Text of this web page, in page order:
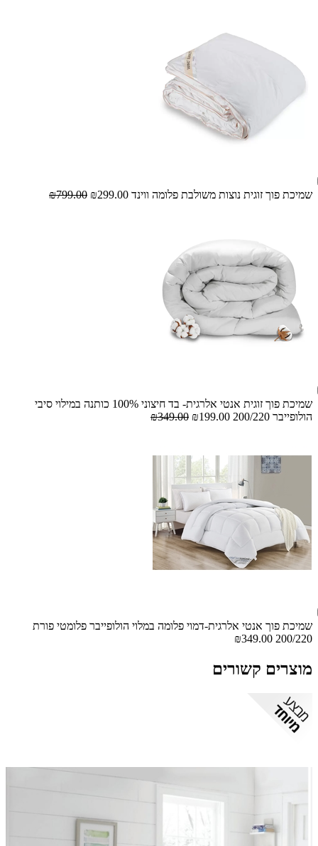
שמיכת פוך זוגית נוצות משולבת פלומה ווינד ₪299.00
₪799.00
שמיכת פוך זוגית אנטי אלרגית- בד חיצוני 100% כותנה במילוי סיבי
הולופייבר 200/220
₪199.00
₪349.00
שמיכת פוך אנטי אלרגית-דמוי פלומה במלוי הולופייבר פלומטי פורת
200/220
₪349.00
מוצרים קשורים